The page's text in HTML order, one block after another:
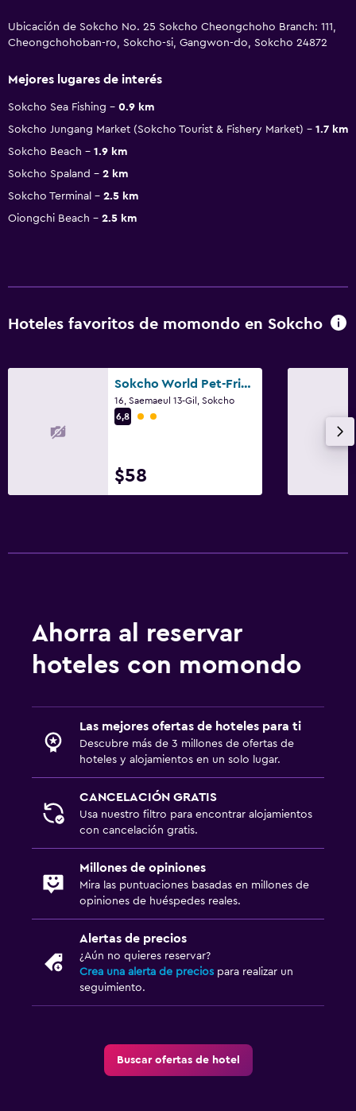
Ubicación de Sokcho No. 25 Sokcho Cheongchoho Branch: 111,
Cheongchohoban-ro, Sokcho-si, Gangwon-do, Sokcho 24872
Mejores lugares de interés
Sokcho Sea Fishing
0.9 km
Sokcho Jungang Market (Sokcho Tourist & Fishery Market)
1.7 km
Sokcho Beach
1.9 km
Sokcho Spaland
2 km
Sokcho Terminal
2.5 km
Oiongchi Beach
2.5 km
Hoteles favoritos de momondo en Sokcho
Sokcho World Pet-Friendly (Paid) Pension
16, Saemaeul 13-Gil, Sokcho
6,8
Categoría 2
$58
Ahorra al reservar
hoteles con momondo
Las mejores ofertas de hoteles para ti
Descubre más de 3 millones de ofertas de
hoteles y alojamientos en un solo lugar.
CANCELACIÓN GRATIS
Usa nuestro filtro para encontrar alojamientos
con cancelación gratis.
Millones de opiniones
Mira las puntuaciones basadas en millones de
opiniones de huéspedes reales.
Alertas de precios
¿Aún no quieres reservar?
Crea una alerta de precios para realizar un
seguimiento.
Buscar ofertas de hotel